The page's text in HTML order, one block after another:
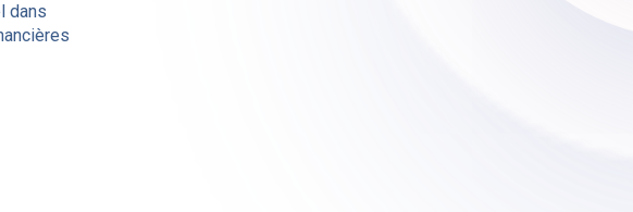
dans